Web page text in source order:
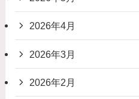
2026年4月
2026年3月
2026年2月